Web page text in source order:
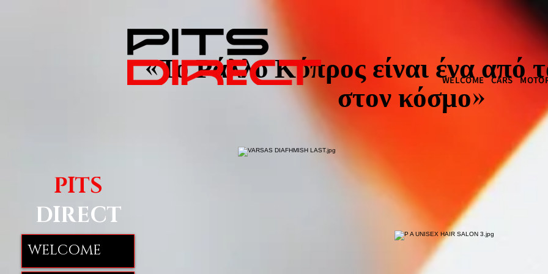
WELCOME CARS
«Το Ράλλυ Κύπρος είναι ένα από
στον κόσμο»
PITS
DIRECT
WELCOME